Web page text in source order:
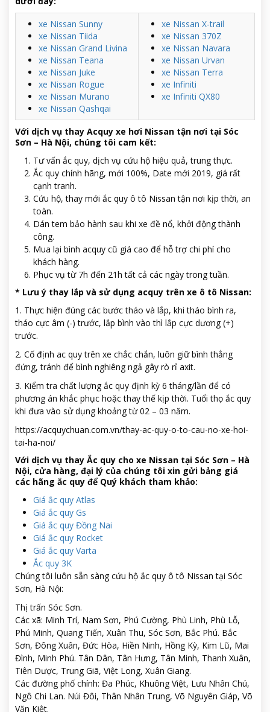
xe Nissan Sunny
xe Nissan Tiida
xe Nissan Grand Livina
xe Nissan Teana
xe Nissan Juke
xe Nissan Rogue
xe Nissan Murano
xe Nissan Qashqai
xe Nissan X-trail
xe Nissan 370Z
xe Nissan Navara
xe Nissan Urvan
xe Nissan Terra
xe Infiniti
xe Infiniti QX80
Với dịch vụ thay Acquy xe hơi Nissan tận nơi tại Sóc
Sơn – Hà Nội, chúng tôi cam kết:
Tư vấn ắc quy, dịch vụ cứu hộ hiệu quả, trung thực.
Ắc quy chính hãng, mới 100%, Date mới 2019, giá rất
cạnh tranh.
Cứu hộ, thay mới ắc quy ô tô Nissan tận nơi kịp thời, an
toàn.
Dán tem bảo hành sau khi xe đề nổ, khởi động thành
công.
Mua lại bình acquy cũ giá cao để hỗ trợ chi phí cho
khách hàng.
Phục vụ từ 7h đến 21h tất cả các ngày trong tuần.
* Lưu ý thay lắp và sử dụng acquy trên xe ô tô Nissan:
1. Thực hiện đúng các bước tháo và lắp, khi tháo bình ra,
tháo cực âm (-) trước, lắp bình vào thì lắp cực dương (+)
trước.
2. Cố định ac quy trên xe chắc chắn, luôn giữ bình thẳng
đứng, tránh để bình nghiêng ngả gây rò rỉ axit.
3. Kiểm tra chất lượng ắc quy định kỳ 6 tháng/lần để có
phương án khắc phục hoặc thay thế kịp thời. Tuổi thọ ắc quy
khi đưa vào sử dụng khoảng từ 02 – 03 năm.
https://acquychuan.com.vn/thay-ac-quy-o-to-cau-no-xe-hoi-
tai-ha-noi/
Với dịch vụ thay Ắc quy cho xe Nissan tại Sóc Sơn – Hà
Nội, cửa hàng, đại lý của chúng tôi xin gửi bảng giá
các hãng ắc quy để Quý khách tham khảo:
Giá ắc quy Atlas
Giá ắc quy Gs
Giá ắc quy Đồng Nai
Giá ắc quy Rocket
Giá ắc quy Varta
Ắc quy 3K
Chúng tôi luôn sẵn sàng cứu hộ ắc quy ô tô Nissan tại Sóc
Sơn, Hà Nội:
Thị trấn Sóc Sơn.
Các xã: Minh Trí, Nam Sơn, Phú Cường, Phù Linh, Phù Lỗ,
Phú Minh, Quang Tiến, Xuân Thu, Sóc Sơn, Bắc Phú. Bắc
Sơn, Đông Xuân, Đức Hòa, Hiền Ninh, Hồng Kỳ, Kim Lũ, Mai
Đình, Minh Phú. Tân Dân, Tân Hưng, Tân Minh, Thanh Xuân,
Tiên Dược, Trung Giã, Việt Long, Xuân Giang.
Các đường phố chính: Đa Phúc, Khuông Việt, Lưu Nhân Chú,
Ngô Chi Lan. Núi Đôi, Thân Nhân Trung, Võ Nguyên Giáp, Võ
Văn Kiệt.